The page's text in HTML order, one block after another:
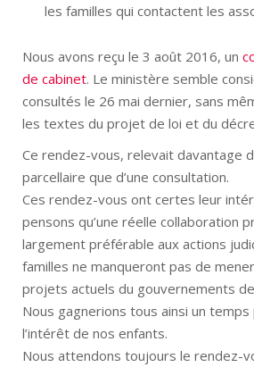
les familles qui contactent les
Nous avons reçu le 3 août 2016, un
de cabinet. Le ministère semble
consultés le 26 mai dernier, sans
les textes du projet de loi et du
Ce rendez-vous, relevait davantage
parcellaire que d’une consultation.
Ces rendez-vous ont certes leur
pensons qu’une réelle collaboration
largement préférable aux actions
familles ne manqueront pas de
projets actuels du gouvernements
Nous gagnerions tous ainsi un temps
l’intérêt de nos enfants.
Nous attendons toujours le rendez-